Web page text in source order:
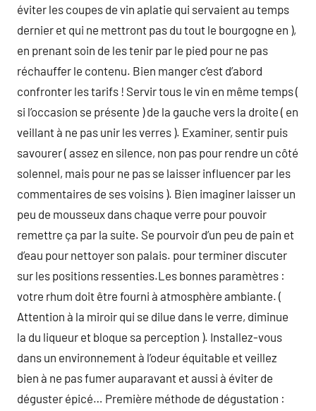
éviter les coupes de vin aplatie qui servaient au temps
dernier et qui ne mettront pas du tout le bourgogne en ),
en prenant soin de les tenir par le pied pour ne pas
réchauffer le contenu. Bien manger c’est d’abord
confronter les tarifs ! Servir tous le vin en même temps (
si l’occasion se présente ) de la gauche vers la droite ( en
veillant à ne pas unir les verres ). Examiner, sentir puis
savourer ( assez en silence, non pas pour rendre un côté
solennel, mais pour ne pas se laisser influencer par les
commentaires de ses voisins ). Bien imaginer laisser un
peu de mousseux dans chaque verre pour pouvoir
remettre ça par la suite. Se pourvoir d’un peu de pain et
d’eau pour nettoyer son palais. pour terminer discuter
sur les positions ressenties.Les bonnes paramètres :
votre rhum doit être fourni à atmosphère ambiante. (
Attention à la miroir qui se dilue dans le verre, diminue
la du liqueur et bloque sa perception ). Installez-vous
dans un environnement à l’odeur équitable et veillez
bien à ne pas fumer auparavant et aussi à éviter de
déguster épicé… Première méthode de dégustation :